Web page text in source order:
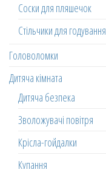
Соски для пляшечок
Стільчики для годування
Головоломки
Дитяча кімната
Дитяча безпека
Зволожувачі повітря
Крісла-гойдалки
Купання